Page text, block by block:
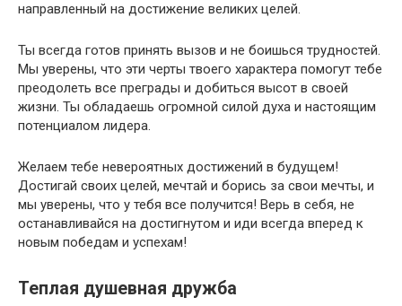
направленный на достижение великих целей.
Ты всегда готов принять вызов и не боишься трудностей.
Мы уверены, что эти черты твоего характера помогут тебе
преодолеть все преграды и добиться высот в своей
жизни. Ты обладаешь огромной силой духа и настоящим
потенциалом лидера.
Желаем тебе невероятных достижений в будущем!
Достигай своих целей, мечтай и борись за свои мечты, и
мы уверены, что у тебя все получится! Верь в себя, не
останавливайся на достигнутом и иди всегда вперед к
новым победам и успехам!
Теплая душевная дружба